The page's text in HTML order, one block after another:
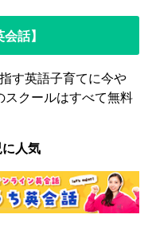
話】
す英語子育てに今や
スクールはすべて無料
人気